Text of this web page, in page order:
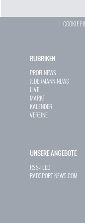
COOKIE
RUBRIKEN
PROFI-NEWS
JEDERMANN-NEWS
LIVE
MARKT
KALENDER
VEREINE
UNSERE ANGEBOTE
RSS-FEED
RADSPORT-NEWS.COM